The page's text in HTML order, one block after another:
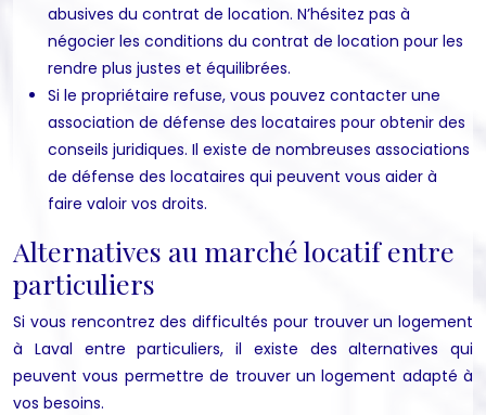
abusives du contrat de location. N’hésitez pas à
négocier les conditions du contrat de location pour les
rendre plus justes et équilibrées.
Si le propriétaire refuse, vous pouvez contacter une
association de défense des locataires pour obtenir des
conseils juridiques. Il existe de nombreuses associations
de défense des locataires qui peuvent vous aider à
faire valoir vos droits.
Alternatives au marché locatif entre
particuliers
Si vous rencontrez des difficultés pour trouver un logement
à Laval entre particuliers, il existe des alternatives qui
peuvent vous permettre de trouver un logement adapté à
vos besoins.